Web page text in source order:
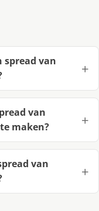
spread van
van
maken?
van